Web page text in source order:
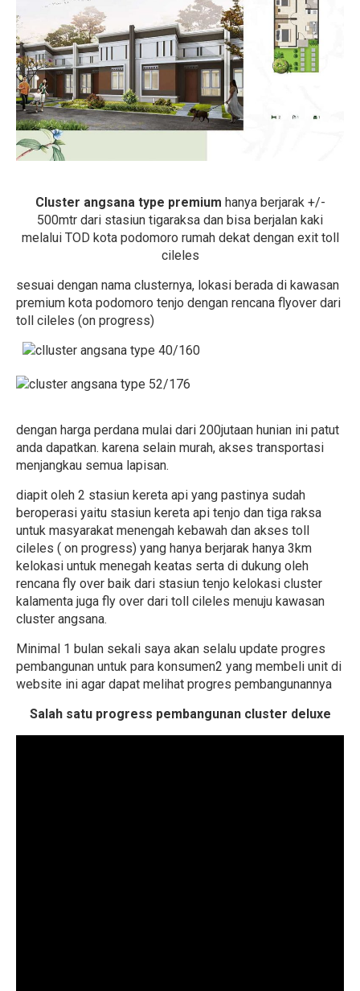
Cluster angsana type premium hanya berjarak +/-
500mtr dari stasiun tigaraksa dan bisa berjalan kaki
melalui TOD kota podomoro rumah dekat dengan exit toll
cileles
sesuai dengan nama clusternya, lokasi berada di kawasan
premium kota podomoro tenjo dengan rencana flyover dari
toll cileles (on progress)
dengan harga perdana mulai dari 200jutaan hunian ini patut
anda dapatkan. karena selain murah, akses transportasi
menjangkau semua lapisan.
diapit oleh 2 stasiun kereta api yang pastinya sudah
beroperasi yaitu stasiun kereta api tenjo dan tiga raksa
untuk masyarakat menengah kebawah dan akses toll
cileles ( on progress) yang hanya berjarak hanya 3km
kelokasi untuk menegah keatas serta di dukung oleh
rencana fly over baik dari stasiun tenjo kelokasi cluster
kalamenta juga fly over dari toll cileles menuju kawasan
cluster angsana.
Minimal 1 bulan sekali saya akan selalu update progres
pembangunan untuk para konsumen2 yang membeli unit di
website ini agar dapat melihat progres pembangunannya
Salah satu progress pembangunan cluster deluxe